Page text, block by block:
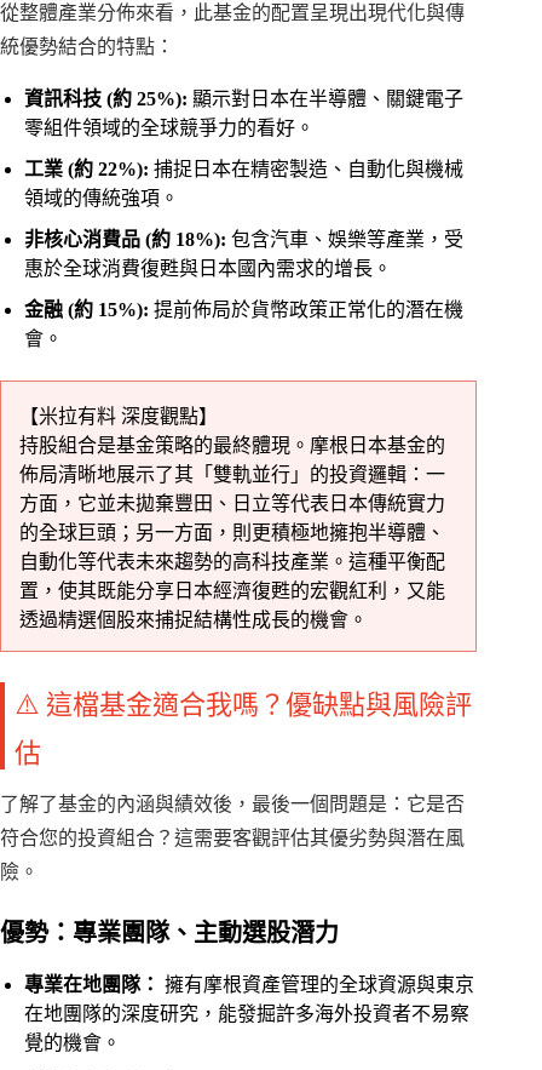
從整體產業分佈來看，此基金的配置呈現出現代化與傳
統優勢結合的特點：
資訊科技 (約 25%): 顯示對日本在半導體、關鍵電子
零組件領域的全球競爭力的看好。
工業 (約 22%): 捕捉日本在精密製造、自動化與機械
領域的傳統強項。
非核心消費品 (約 18%): 包含汽車、娛樂等產業，受
惠於全球消費復甦與日本國內需求的增長。
金融 (約 15%): 提前佈局於貨幣政策正常化的潛在機
會。
【米拉有料 深度觀點】
持股組合是基金策略的最終體現。摩根日本基金的
佈局清晰地展示了其「雙軌並行」的投資邏輯：一
方面，它並未拋棄豐田、日立等代表日本傳統實力
的全球巨頭；另一方面，則更積極地擁抱半導體、
自動化等代表未來趨勢的高科技產業。這種平衡配
置，使其既能分享日本經濟復甦的宏觀紅利，又能
透過精選個股來捕捉結構性成長的機會。
⚠️ 這檔基金適合我嗎？優缺點與風險評
估
了解了基金的內涵與績效後，最後一個問題是：它是否
符合您的投資組合？這需要客觀評估其優劣勢與潛在風
險。
優勢：專業團隊、主動選股潛力
專業在地團隊： 擁有摩根資產管理的全球資源與東京
在地團隊的深度研究，能發掘許多海外投資者不易察
覺的機會。